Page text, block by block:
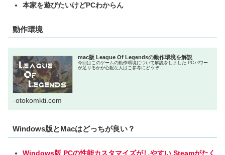
本家を遊びたいけどPCわからん
動作環境
mac版 League Of Legendsの動作環境を解説
今回はこのゲームの動作環境について解説をしました PCパワー
が足りるかが心配な人はご参考にどうぞ
otokomkti.com
Windows版とMacはどっちが良い？
Windows版 PCの性能カスタマイズがしやすい Steamがたく